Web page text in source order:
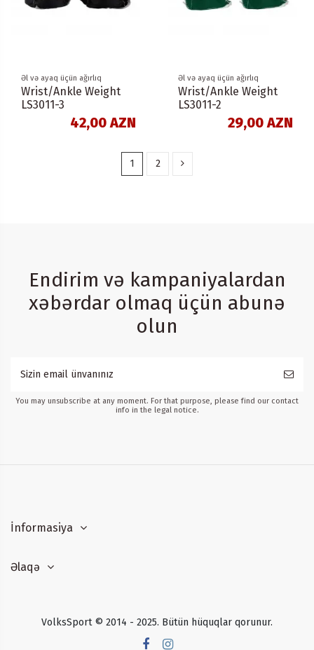
Əl və ayaq üçün ağırlıq
Wrist/Ankle Weight
LS3011-3
42,00 AZN
Əl və ayaq üçün ağırlıq
Wrist/Ankle Weight
LS3011-2
29,00 AZN
1 2
Endirim və kampaniyalardan
xəbərdar olmaq üçün abunə
olun
You may unsubscribe at any moment. For that purpose, please find our contact
info in the legal notice.
İnformasiya
Əlaqə
VolksSport © 2014 - 2025. Bütün hüquqlar qorunur.